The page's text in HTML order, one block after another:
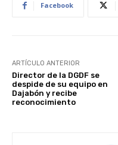
Facebook
ARTÍCULO ANTERIOR
Director de la DGDF se
despide de su equipo en
Dajabón y recibe
reconocimiento